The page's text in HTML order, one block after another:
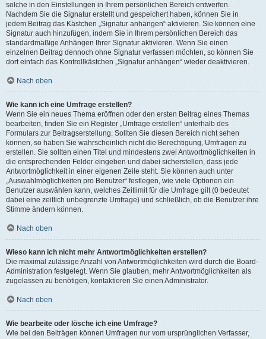
solche in den Einstellungen in Ihrem persönlichen Bereich entwerfen.
Nachdem Sie die Signatur erstellt und gespeichert haben, können Sie in
jedem Beitrag das Kästchen „Signatur anhängen“ aktivieren. Sie können eine
Signatur auch hinzufügen, indem Sie in Ihrem persönlichen Bereich das
standardmäßige Anhängen Ihrer Signatur aktivieren. Wenn Sie einen
einzelnen Beitrag dennoch ohne Signatur verfassen möchten, so können Sie
dort einfach das Kontrollkästchen „Signatur anhängen“ wieder deaktivieren.
Nach oben
Wie kann ich eine Umfrage erstellen?
Wenn Sie ein neues Thema eröffnen oder den ersten Beitrag eines Themas
bearbeiten, finden Sie ein Register „Umfrage erstellen“ unterhalb des
Formulars zur Beitragserstellung. Sollten Sie diesen Bereich nicht sehen
können, so haben Sie wahrscheinlich nicht die Berechtigung, Umfragen zu
erstellen. Sie sollten einen Titel und mindestens zwei Antwortmöglichkeiten in
die entsprechenden Felder eingeben und dabei sicherstellen, dass jede
Antwortmöglichkeit in einer eigenen Zeile steht. Sie können auch unter
„Auswahlmöglichkeiten pro Benutzer“ festlegen, wie viele Optionen ein
Benutzer auswählen kann, welches Zeitlimit für die Umfrage gilt (0 bedeutet
dabei eine zeitlich unbegrenzte Umfrage) und schließlich, ob die Benutzer ihre
Stimme ändern können.
Nach oben
Wieso kann ich nicht mehr Antwortmöglichkeiten erstellen?
Die maximal zulässige Anzahl von Antwortmöglichkeiten wird durch die Board-
Administration festgelegt. Wenn Sie glauben, mehr Antwortmöglichkeiten als
zugelassen zu benötigen, kontaktieren Sie einen Administrator.
Nach oben
Wie bearbeite oder lösche ich eine Umfrage?
Wie bei den Beiträgen können Umfragen nur vom ursprünglichen Verfasser,